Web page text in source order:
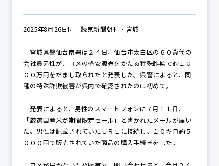
防犯パトロール
防犯セミナー
防犯対策情報
2025年8月26日付 読売新聞朝刊・宮城
宮城県警仙台南署は２４日、仙台市太白区の６０歳代の
会社員男性が、コメの格安販売をかたる特殊詐欺で約１０
００万円をだまし取られたと発表した。県警によると、同
種の特殊詐欺被害が県内で確認されたのは初めて。
発表によると、男性のスマートフォンに７月１１日、
「厳選国産米が期間限定セール」と書かれたメールが届い
た。男性は記載されていたＵＲＬに接続し、１０キロ約５
０００円で販売されていた商品の購入手続きをした。